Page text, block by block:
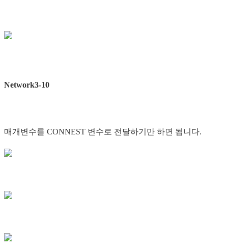
Network3-10
매개변수를 CONNEST 변수로 전달하기만 하면 됩니다.